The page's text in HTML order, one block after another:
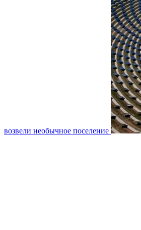
возвели необычное поселение